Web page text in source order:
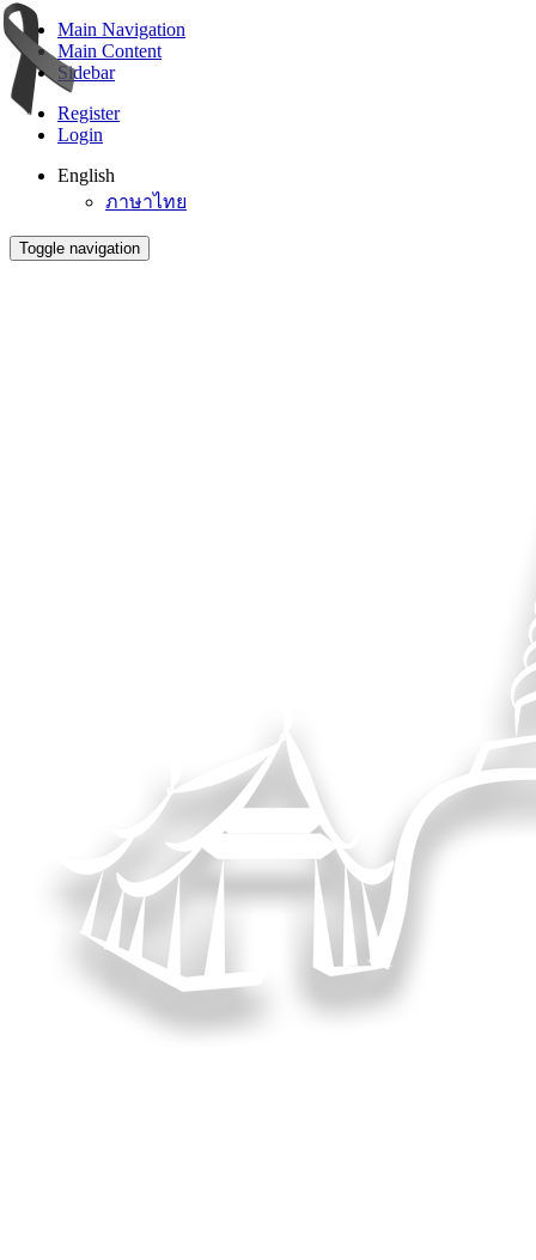
Main Navigation
Main Content
Sidebar
Register
Login
English
ภาษาไทย
Toggle navigation